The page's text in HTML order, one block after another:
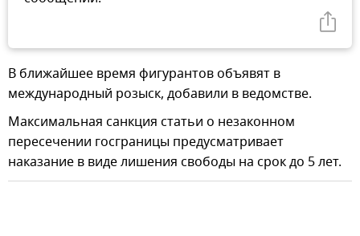
В ближайшее время фигурантов объявят в
международный розыск, добавили в ведомстве.
Максимальная санкция статьи о незаконном
пересечении госграницы предусматривает
наказание в виде лишения свободы на срок до 5 лет.